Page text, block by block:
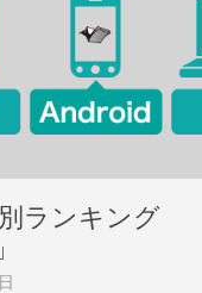
ランキング